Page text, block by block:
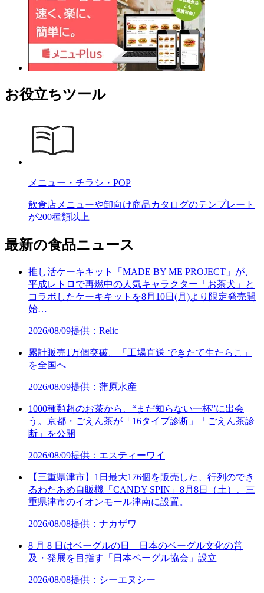
お役立ちツール
メニュー・チラシ・POP
飲食店メニューや卸向け商品カタログのテンプレート
が200種類以上
最新の食品ニュース
推し活ケーキキット「MADE BY ME PROJECT」が、
平成レトロで再燃中の人気キャラクター「お茶犬」と
コラボしたケーキキットを8月10日(月)より限定発売開
始…
2026/08/09提供：Relic
累計販売1万個突破。「工場直送 できたて生たらこ」
を全国へ
2026/08/09提供：蒲原水産
1000種類超のお茶から、“まだ知らない一杯”に出会
う。京都・ごえん茶が「16タイプ診断」「ごえん茶診
断」を公開
2026/08/09提供：エスティーワイ
【三重県津市】1日最大176個を販売した、行列のでき
るわたあめ自販機「CANDY SPIN」8月8日（土）、三
重県津市のイオンモール津南に設置。
2026/08/08提供：ナカザワ
8 月 8 日はベーグルの日 日本のベーグル文化の普
及・発展を目指す「日本ベーグル協会」設立
2026/08/08提供：シーエヌシー